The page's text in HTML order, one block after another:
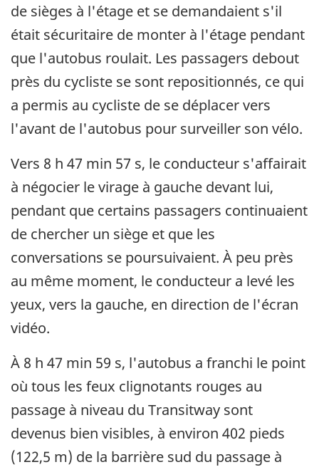
de sièges à l'étage et se demandaient s'il
était sécuritaire de monter à l'étage pendant
que l'autobus roulait. Les passagers debout
près du cycliste se sont repositionnés, ce qui
a permis au cycliste de se déplacer vers
l'avant de l'autobus pour surveiller son vélo.
Vers 8 h 47 min 57 s, le conducteur s'affairait
à négocier le virage à gauche devant lui,
pendant que certains passagers continuaient
de chercher un siège et que les
conversations se poursuivaient. À peu près
au même moment, le conducteur a levé les
yeux, vers la gauche, en direction de l'écran
vidéo.
À 8 h 47 min 59 s, l'autobus a franchi le point
où tous les feux clignotants rouges au
passage à niveau du Transitway sont
devenus bien visibles, à environ 402 pieds
(122,5 m) de la barrière sud du passage à